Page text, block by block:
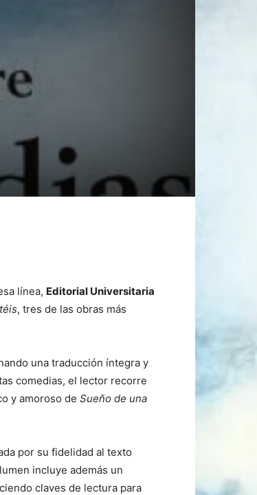
línea, Editorial Universitaria
, tres de las obras más
una traducción íntegra y
comedias, el lector recorre
y amoroso de Sueño de una
por su fidelidad al texto
incluye además un
claves de lectura para